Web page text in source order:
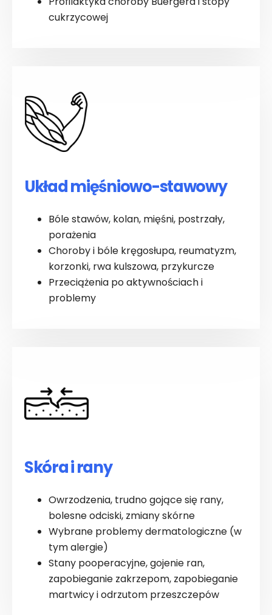
cukrzycowej
Układ mięśniowo-stawowy
Bóle stawów, kolan, mięśni, postrzały,
porażenia
Choroby i bóle kręgosłupa, reumatyzm,
korzonki, rwa kulszowa, przykurcze
Przeciążenia po aktywnościach i
problemy
Skóra i rany
Owrzodzenia, trudno gojące się rany,
bolesne odciski, zmiany skórne
Wybrane problemy dermatologiczne (w
tym alergie)
Stany pooperacyjne, gojenie ran,
zapobieganie zakrzepom, zapobieganie
martwicy i odrzutom przeszczepów